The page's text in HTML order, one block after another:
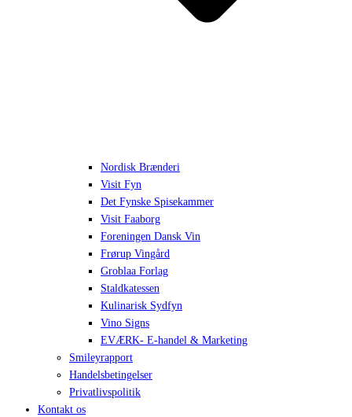
Nordisk Brænderi
Visit Fyn
Det Fynske Spisekammer
Visit Faaborg
Foreningen Dansk Vin
Frørup Vingård
Groblaa Forlag
Staldkatessen
Kulinarisk Sydfyn
Vino Signs
EVÆRK- E-handel & Marketing
Smileyrapport
Handelsbetingelser
Privatlivspolitik
Kontakt os